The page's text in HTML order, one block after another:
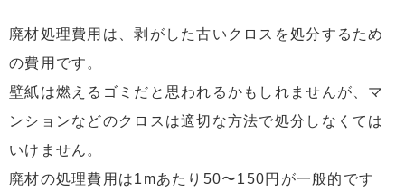
廃材処理費用は、剥がした古いクロスを処分するため
の費用です。
壁紙は燃えるゴミだと思われるかもしれませんが、マ
ンションなどのクロスは適切な方法で処分しなくては
いけません。
廃材の処理費用は1mあたり50〜150円が一般的です